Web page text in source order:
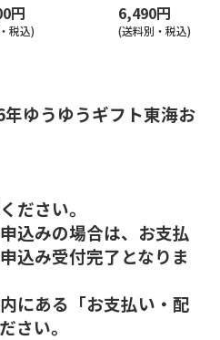
円
税込)
6,490円
(送料別・税込)
ゆうゆうギフト東海お
ださい。
込みの場合は、お支払
込み受付完了となりま
にある「お支払い・配
さい。